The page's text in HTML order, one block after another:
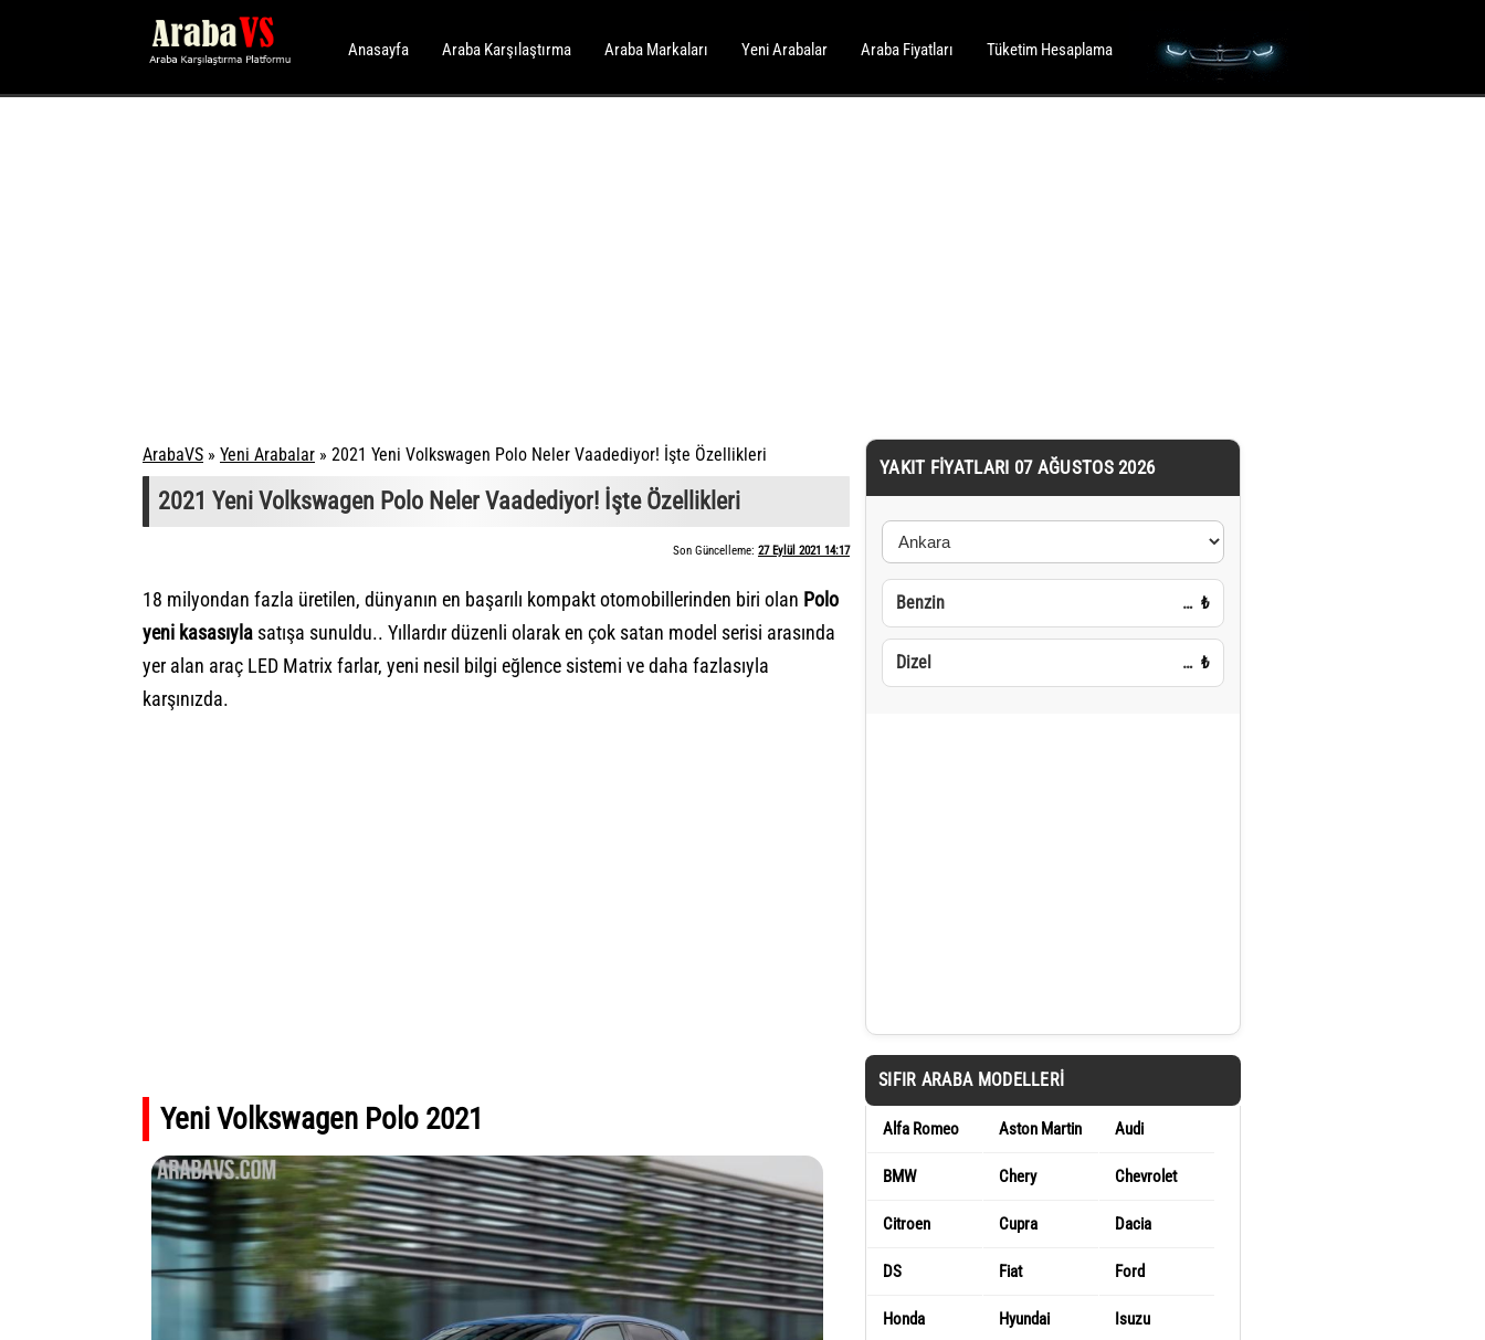
Anasayfa Araba Karşılaştırma Araba Markaları Yeni Arabalar Araba Fiyatları Tüketim Hesaplama
ArabaVS » Yeni Arabalar » 2021 Yeni Volkswagen Polo Neler Vaadediyor! İşte Özellikleri
2021 Yeni Volkswagen Polo Neler Vaadediyor! İşte Özellikleri
Son Güncelleme: 27 Eylül 2021 14:17
18 milyondan fazla üretilen, dünyanın en başarılı kompakt otomobillerinden biri olan Polo
yeni kasasıyla satışa sunuldu.. Yıllardır düzenli olarak en çok satan model serisi arasında
yer alan araç LED Matrix farlar, yeni nesil bilgi eğlence sistemi ve daha fazlasıyla
karşınızda.
Yeni Volkswagen Polo 2021
YAKIT FIYATLARI 07 AĞUSTOS 2026
Benzin … ₺
Dizel … ₺
SIFIR ARABA MODELLERI
Alfa Romeo Aston Martin Audi
BMW Chery Chevrolet
Citroen Cupra Dacia
DS Fiat Ford
Honda Hyundai Isuzu